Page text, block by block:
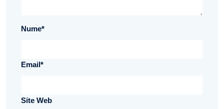
Nume*
Email*
Site Web